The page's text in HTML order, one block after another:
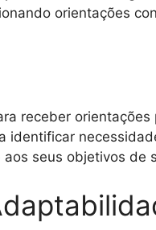
orientações
receber orientações
identificar
seus objetivos de